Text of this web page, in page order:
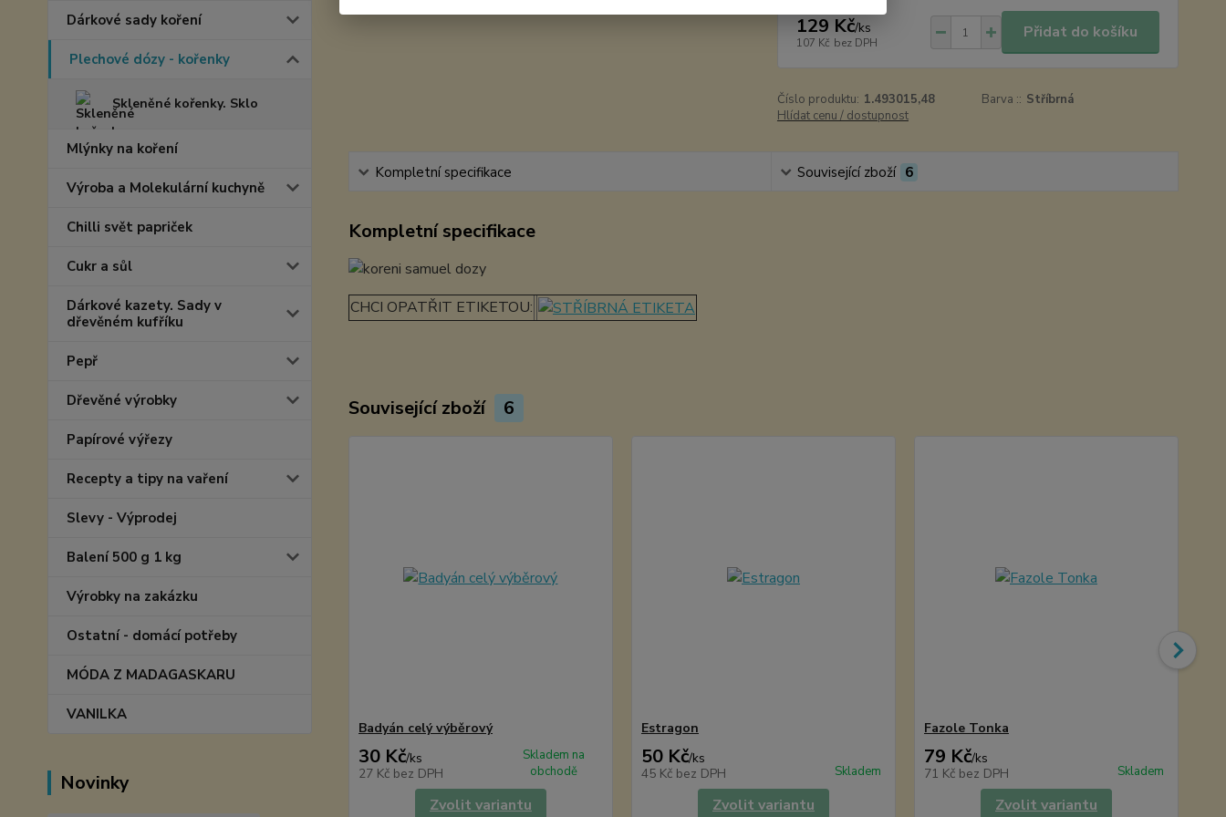
Dárkové sady koření
Plechové dózy - kořenky
Skleněné kořenky. Sklo
Mlýnky na koření
Výroba a Molekulární kuchyně
Chilli svět papriček
Cukr a sůl
Dárkové kazety. Sady v
dřevěném kufříku
Pepř
Dřevěné výrobky
Papírové výřezy
Recepty a tipy na vaření
Slevy - Výprodej
Balení 500 g 1 kg
Výrobky na zakázku
Ostatní - domácí potřeby
MÓDA Z MADAGASKARU
VANILKA
Novinky
129 Kč/ks
107 Kč bez DPH
Přidat do košíku
Číslo produktu: 1.493015,48 Barva :: Stříbrná
Hlídat cenu / dostupnost
Kompletní specifikace Související zboží 6
Kompletní specifikace
CHCI OPATŘIT ETIKETOU:
Související zboží 6
Badyán celý výběrový
30 Kč/ks
27 Kč bez DPH
Skladem na
obchodě
Zvolit variantu
Estragon
50 Kč/ks
45 Kč bez DPH Skladem
Zvolit variantu
Fazole Tonka
79 Kč/ks
71 Kč bez DPH Skladem
Zvolit variantu